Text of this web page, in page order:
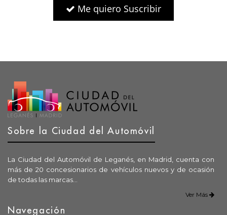
Me quiero Suscribir
Sobre la Ciudad del Automóvil
La Ciudad del Automóvil de Leganés, en Madrid, cuenta con
más de 20 concesionarios de vehículos nuevos y de ocasión
de todas las marcas...
Ver Más
Navegación